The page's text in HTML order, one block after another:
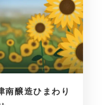
醸造ひまわり